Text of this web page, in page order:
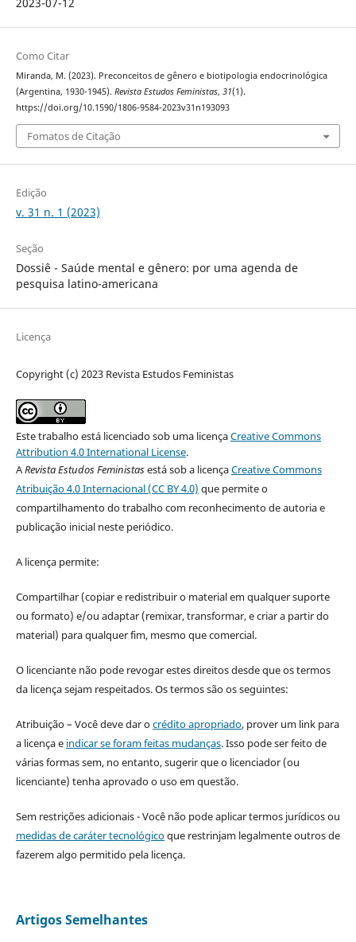
Como Citar
Miranda, M. (2023). Preconceitos de gênero e biotipologia endocrinológica
(Argentina, 1930-1945). Revista Estudos Feministas, 31(1).
https://doi.org/10.1590/1806-9584-2023v31n193093
Fomatos de Citação
Edição
v. 31 n. 1 (2023)
Seção
Dossiê - Saúde mental e gênero: por uma agenda de
pesquisa latino-americana
Licença
Copyright (c) 2023 Revista Estudos Feministas
Este trabalho está licenciado sob uma licençaCreative Commons
Attribution 4.0 International License.
ARevista Estudos Feministasestá sob a licençaCreative Commons
Atribuição 4.0 Internacional (CC BY 4.0) que permite o
compartilhamento do trabalho com reconhecimento de autoria e
publicação inicial neste periódico.
A licença permite:
Compartilhar (copiar e redistribuir o material em qualquer suporte
ou formato) e/ou adaptar (remixar, transformar, e criar a partir do
material) para qualquer fim, mesmo que comercial.
O licenciante não pode revogar estes direitos desde que os termos
da licença sejam respeitados. Os termos são os seguintes:
Atribuição – Você deve dar ocrédito apropriado, prover um link para
a licença e indicar se foram feitas mudanças. Isso pode ser feito de
várias formas sem, no entanto, sugerir que o licenciador (ou
licenciante) tenha aprovado o uso em questão.
Sem restrições adicionais - Você não pode aplicar termos jurídicos ou
medidas de caráter tecnológicoque restrinjam legalmente outros de
fazerem algo permitido pela licença.
Artigos Semelhantes